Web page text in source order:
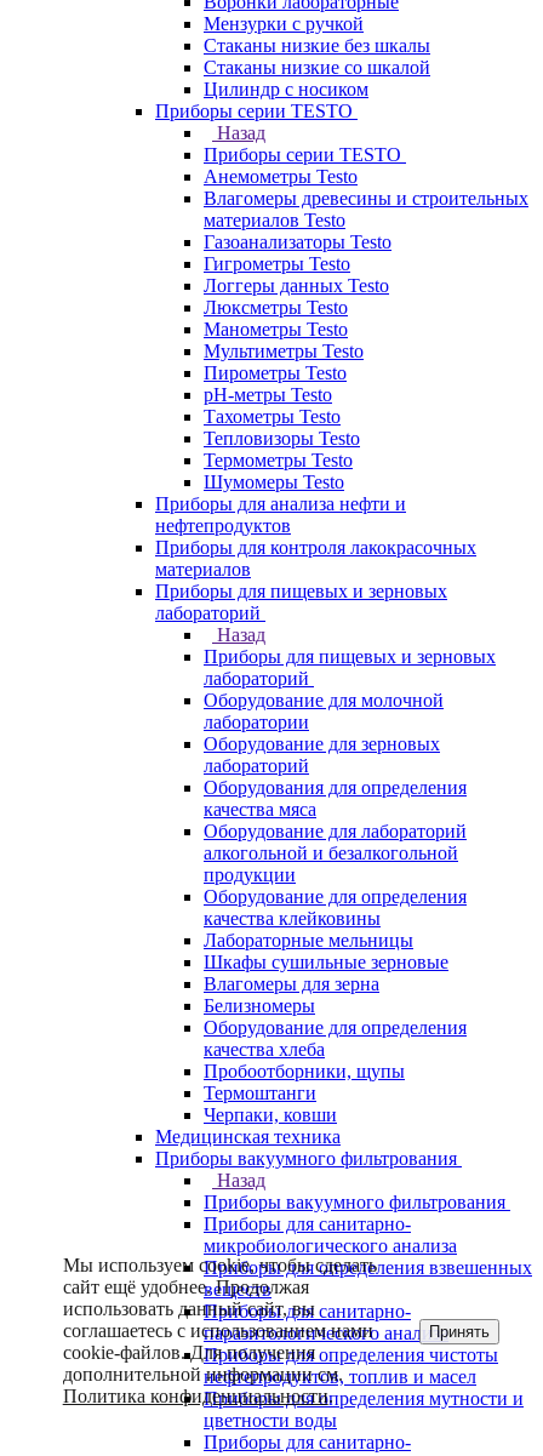
Мензурки с ручкой
Стаканы низкие без шкалы
Стаканы низкие со шкалой
Цилиндр с носиком
Приборы серии TESTO
Назад
Приборы серии TESTO
Анемометры Testo
Влагомеры древесины и строительных
материалов Testo
Газоанализаторы Testo
Гигрометры Testo
Логгеры данных Testo
Люксметры Testo
Манометры Testo
Мультиметры Testo
Пирометры Testo
pH-метры Testo
Тахометры Testo
Тепловизоры Testo
Термометры Testo
Шумомеры Testo
Приборы для анализа нефти и
нефтепродуктов
Приборы для контроля лакокрасочных
материалов
Приборы для пищевых и зерновых
лабораторий
Назад
Приборы для пищевых и зерновых
лабораторий
Оборудование для молочной
лаборатории
Оборудование для зерновых
лабораторий
Оборудования для определения
качества мяса
Оборудование для лабораторий
алкогольной и безалкогольной
продукции
Оборудование для определения
качества клейковины
Лабораторные мельницы
Шкафы сушильные зерновые
Влагомеры для зерна
Белизномеры
Оборудование для определения
качества хлеба
Пробоотборники, щупы
Термоштанги
Черпаки, ковши
Медицинская техника
Приборы вакуумного фильтрования
Назад
Приборы вакуумного фильтрования
Приборы для санитарно-
микробиологического анализа
Приборы для определения взвешенных
веществ
Приборы для санитарно-
паразитологического анализа
Приборы для определения чистоты
нефтепродуктов, топлив и масел
Приборы для определения мутности и
цветности воды
Приборы для санитарно-
Мы используем cookie, чтобы сделать
сайт ещё удобнее. Продолжая
использовать данный сайт, вы
соглашаетесь с использованием нами
cookie-файлов. Для получения
дополнительной информации см.
Политика конфиденциальности.
Принять